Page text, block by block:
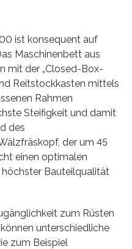
ist konsequent auf
Maschinenbett aus
mit der „Closed-Box-
Reitstockkasten mittels
Rahmen
Steifigkeit und damit
des
der um 45
einen optimalen
Bauteilqualität
zum Rüsten
unterschiedliche
zum Beispiel